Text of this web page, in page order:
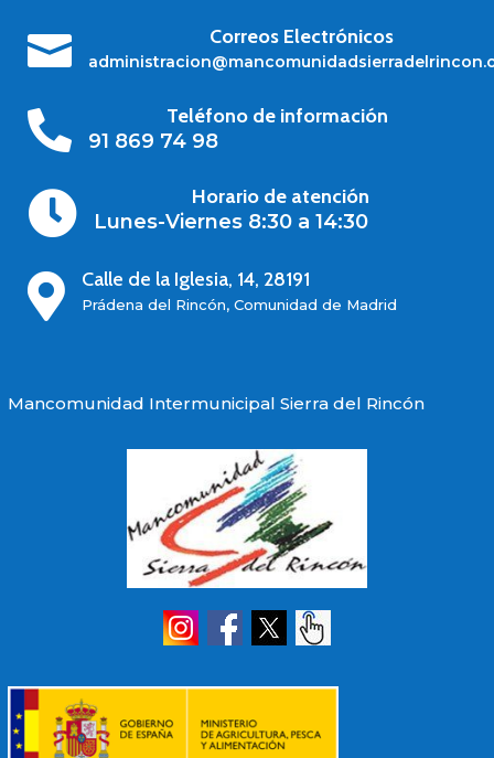
 Correos Electrónicos

Teléfono de información
91 869 74 98

Horario de atención
Lunes-Viernes 8:30 a 14:30
 Calle de la Iglesia, 14, 28191
Prádena del Rincón, Comunidad de Madrid
Mancomunidad Intermunicipal Sierra del Rincón